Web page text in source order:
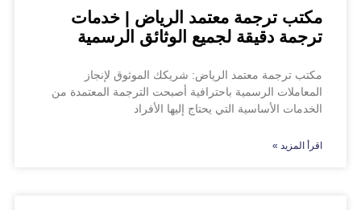
مكتب ترجمة معتمد الرياض | خدمات
ترجمة دقيقة لجميع الوثائق الرسمية
مكتب ترجمة معتمد الرياض: شريكك الموثوق لإنجاز
المعاملات الرسمية باحترافية أصبحت الترجمة المعتمدة من
الخدمات الأساسية التي يحتاج إليها الأفراد
اقرأ المزيد »